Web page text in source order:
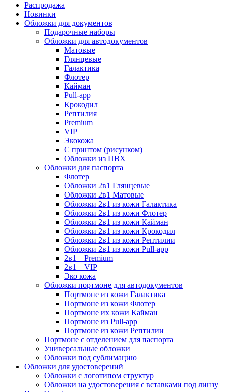
Распродажа
Новинки
Обложки для документов
Подарочные наборы
Обложки для автодокументов
Матовые
Глянцевые
Галактика
Флотер
Кайман
Pull-app
Крокодил
Рептилия
Premium
VIP
Экокожа
С принтом (рисунком)
Обложки из ПВХ
Обложки для паспорта
Флотер
Обложки 2в1 Глянцевые
Обложки 2в1 Матовые
Обложки 2в1 из кожи Галактика
Обложки 2в1 из кожи Флотер
Обложки 2в1 из кожи Кайман
Обложки 2в1 из кожи Крокодил
Обложки 2в1 из кожи Рептилии
Обложки 2в1 из кожи Pull-app
2в1 – Premium
2в1 – VIP
Эко кожа
Обложки портмоне для автодокументов
Портмоне из кожи Галактика
Портмоне из кожи Флотер
Портмоне их кожи Кайман
Портмоне из Pull-app
Портмоне из кожи Рептилии
Портмоне с отделением для паспорта
Универсальные обложки
Обложки под сублимацию
Обложки для удостоверений
Обложки с логотипом структур
Обложки на удостоверения с вставками под линзу